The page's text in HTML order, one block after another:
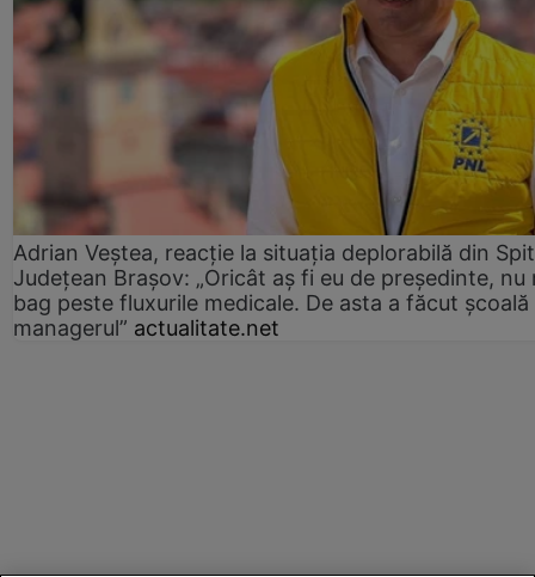
Adrian Veștea, reacție la situația deplorabilă din
Județean Brașov: „Oricât aș fi eu de președinte, nu
bag peste fluxurile medicale. De asta a făcut școală
managerul” actualitate.net